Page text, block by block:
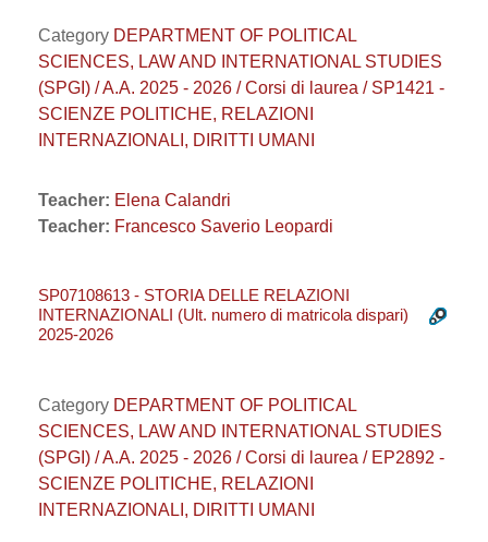
Category DEPARTMENT OF POLITICAL
SCIENCES, LAW AND INTERNATIONAL STUDIES
(SPGI) / A.A. 2025 - 2026 / Corsi di laurea / SP1421 -
SCIENZE POLITICHE, RELAZIONI
INTERNAZIONALI, DIRITTI UMANI
Teacher: Elena Calandri
Teacher: Francesco Saverio Leopardi
SP07108613 - STORIA DELLE RELAZIONI
INTERNAZIONALI (Ult. numero di matricola dispari)
2025-2026
Category DEPARTMENT OF POLITICAL
SCIENCES, LAW AND INTERNATIONAL STUDIES
(SPGI) / A.A. 2025 - 2026 / Corsi di laurea / EP2892 -
SCIENZE POLITICHE, RELAZIONI
INTERNAZIONALI, DIRITTI UMANI